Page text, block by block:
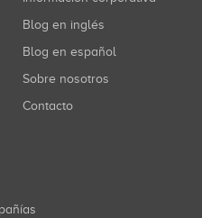
Blog en inglés
Blog en español
Sobre nosotros
Contacto